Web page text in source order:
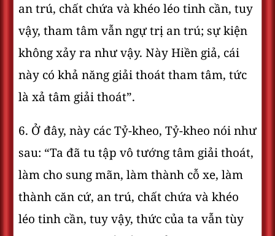
an trú, chất chứa và khéo léo tinh cần, tuy
vậy, tham tâm vẫn ngự trị an trú; sự kiện
không xảy ra như vậy. Này Hiền giả, cái
này có khả năng giải thoát tham tâm, tức
là xả tâm giải thoát”.
6. Ở đây, này các Tỷ-kheo, Tỷ-kheo nói như
sau: “Ta đã tu tập vô tướng tâm giải thoát,
làm cho sung mãn, làm thành cỗ xe, làm
thành căn cứ, an trú, chất chứa và khéo
léo tinh cần, tuy vậy, thức của ta vẫn tùy